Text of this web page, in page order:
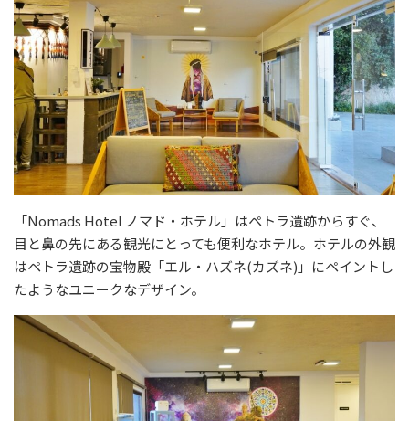
「Nomads Hotel ノマド・ホテル」はペトラ遺跡からすぐ、
目と鼻の先にある観光にとっても便利なホテル。ホテルの外観
はペトラ遺跡の宝物殿「エル・ハズネ(カズネ)」にペイントし
たようなユニークなデザイン。